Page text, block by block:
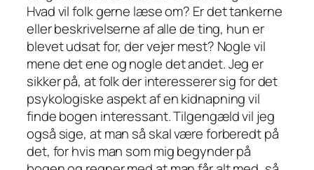
Hvad vil folk gerne læse om? Er det tankerne
eller beskrivelserne af alle de ting, hun er
blevet udsat for, der vejer mest? Nogle vil
mene det ene og nogle det andet. Jeg er
sikker på, at folk der interesserer sig for det
psykologiske aspekt af en kidnapning vil
finde bogen interessant. Tilgengæld vil jeg
også sige, at man så skal være forberedt på
det, for hvis man som mig begynder på